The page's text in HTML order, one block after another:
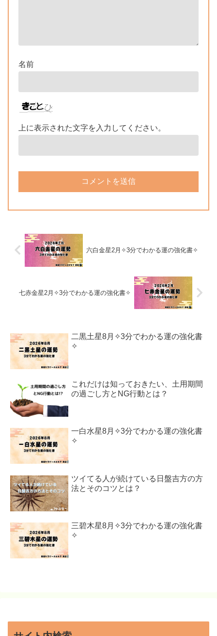
名前
上に表示された文字を入力してください。
六白金星2月✧3分でわかる運の強化書✧
七赤金星2月✧3分でわかる運の強化書✧
二黒土星8月✧3分でわかる運の強化書
✧
これだけは知っておきたい、土用期間
の過ごし方とNG行動とは？
一白水星8月✧3分でわかる運の強化書
✧
ツイてる人が続けている日盤吉方の方
法とそのコツとは？
三碧木星8月✧3分でわかる運の強化書
✧